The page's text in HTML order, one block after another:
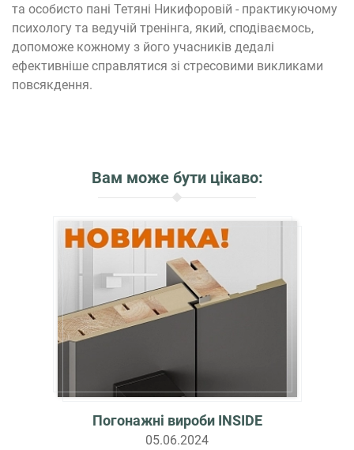
та особисто пані Тетяні Никифоровій - практикуючому
психологу та ведучій тренінга, який, сподіваємось,
допоможе кожному з його учасників дедалі
ефективніше справлятися зі стресовими викликами
повсякдення.
Вам може бути цікаво:
Погонажні вироби INSIDE
05.06.2024